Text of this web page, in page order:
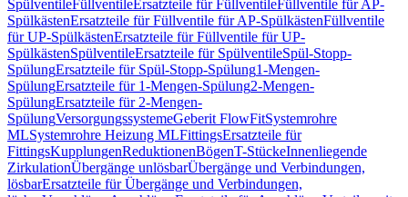
SpülventileFüllventileErsatzteile für FüllventileFüllventile für AP-
SpülkästenErsatzteile für Füllventile für AP-SpülkästenFüllventile
für UP-SpülkästenErsatzteile für Füllventile für UP-
SpülkästenSpülventileErsatzteile für SpülventileSpül-Stopp-
SpülungErsatzteile für Spül-Stopp-Spülung1-Mengen-
SpülungErsatzteile für 1-Mengen-Spülung2-Mengen-
SpülungErsatzteile für 2-Mengen-
SpülungVersorgungssystemeGeberit FlowFitSystemrohre
MLSystemrohre Heizung MLFittingsErsatzteile für
FittingsKupplungenReduktionenBögenT-StückeInnenliegende
ZirkulationÜbergänge unlösbarÜbergänge und Verbindungen,
lösbarErsatzteile für Übergänge und Verbindungen,